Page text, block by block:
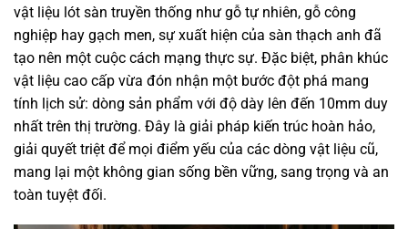
vật liệu lót sàn truyền thống như gỗ tự nhiên, gỗ công
nghiệp hay gạch men, sự xuất hiện của sàn thạch anh đã
tạo nên một cuộc cách mạng thực sự. Đặc biệt, phân khúc
vật liệu cao cấp vừa đón nhận một bước đột phá mang
tính lịch sử: dòng sản phẩm với độ dày lên đến 10mm duy
nhất trên thị trường. Đây là giải pháp kiến trúc hoàn hảo,
giải quyết triệt để mọi điểm yếu của các dòng vật liệu cũ,
mang lại một không gian sống bền vững, sang trọng và an
toàn tuyệt đối.